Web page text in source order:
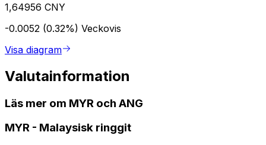
1,64956 CNY
-0.0052 (0.32%) Veckovis
Visa diagram
Valutainformation
Läs mer om MYR och ANG
MYR - Malaysisk ringgit